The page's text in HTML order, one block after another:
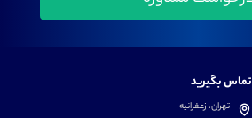
تماس بگیرید
تهران، زعفرانیه